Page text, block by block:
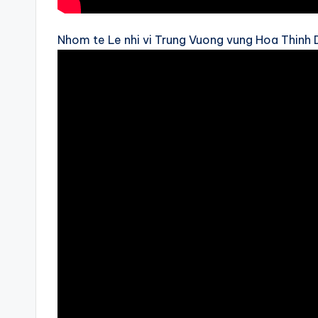
Nhom te Le nhi vi Trung Vuong vung Hoa Thinh